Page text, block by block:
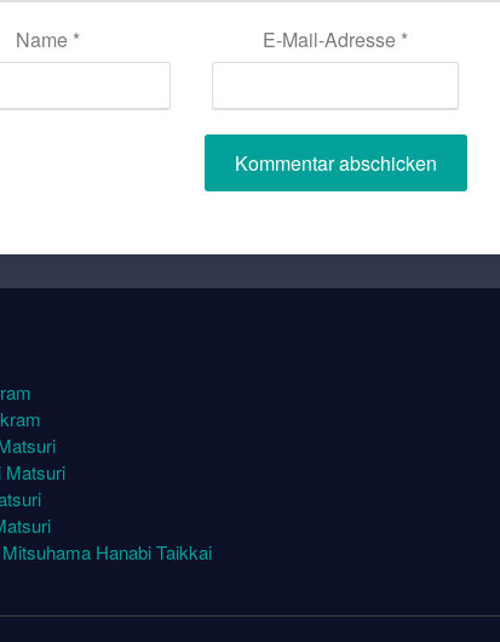
Name * E-Mail-Adresse *
Matsuri
Hanabi Taikkai